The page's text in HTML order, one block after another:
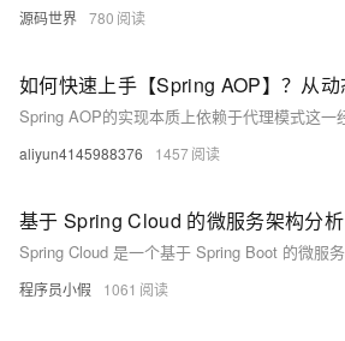
源码世界 780
aliyun4145988376 1457
基于 Spring Cloud 的微服务架构分析
程序员小假 1061